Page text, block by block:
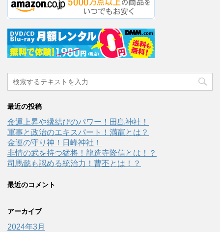
最近の投稿
金運上昇や縁結びのパワー！田島神社！
軍事と政治のエキスパート！満寵とは？
金運の守り神！日峰神社！
非情の武を持つ猛将！龍造寺隆信とは！？
司馬懿も認める統治力！曹丕とは！？
最近のコメント
アーカイブ
2024年3月